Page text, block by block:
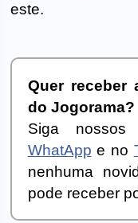
este.
Quer receber
do Jogorama?
Siga
WhatApp e no
nenhuma
pode receber